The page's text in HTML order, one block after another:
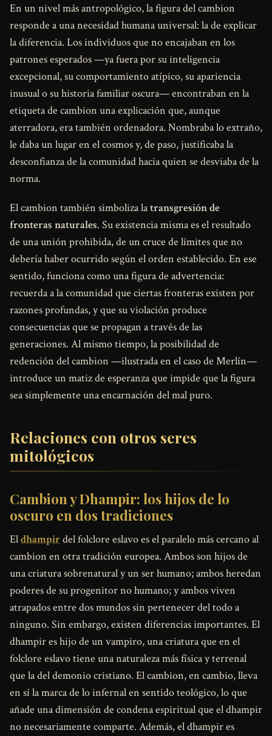
En un nivel más antropológico, la figura del cambion
responde a una necesidad humana universal: la de explicar
la diferencia. Los individuos que no encajaban en los
patrones esperados —ya fuera por su inteligencia
excepcional, su comportamiento atípico, su apariencia
inusual o su historia familiar oscura— encontraban en la
etiqueta de cambion una explicación que, aunque
aterradora, era también ordenadora. Nombraba lo extraño,
le daba un lugar en el cosmos y, de paso, justificaba la
desconfianza de la comunidad hacia quien se desviaba de la
norma.
El cambion también simboliza latransgresión de
fronteras naturales. Su existencia misma es el resultado
de una unión prohibida, de un cruce de límites que no
debería haber ocurrido según el orden establecido. En ese
sentido, funciona como una figura de advertencia:
recuerda a la comunidad que ciertas fronteras existen por
razones profundas, y que su violación produce
consecuencias que se propagan a través de las
generaciones. Al mismo tiempo, la posibilidad de
redención del cambion —ilustrada en el caso de Merlín—
introduce un matiz de esperanza que impide que la figura
sea simplemente una encarnación del mal puro.
Relaciones con otros seres
mitológicos
Cambion y Dhampir: los hijos de lo
oscuro en dos tradiciones
Eldhampir del folclore eslavo es el paralelo más cercano al
cambion en otra tradición europea. Ambos son hijos de
una criatura sobrenatural y un ser humano; ambos heredan
poderes de su progenitor no humano; y ambos viven
atrapados entre dos mundos sin pertenecer del todo a
ninguno. Sin embargo, existen diferencias importantes. El
dhampir es hijo de un vampiro, una criatura que en el
folclore eslavo tiene una naturaleza más física y terrenal
que la del demonio cristiano. El cambion, en cambio, lleva
en sí la marca de lo infernal en sentido teológico, lo que
añade una dimensión de condena espiritual que el dhampir
no necesariamente comparte. Además, el dhampir es